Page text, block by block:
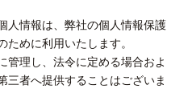
人情報は、弊社の個人情報保護
めに利用いたします。
管理し、法令に定める場合およ
三者へ提供することはございま